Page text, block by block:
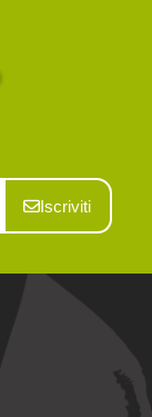
Iscriviti